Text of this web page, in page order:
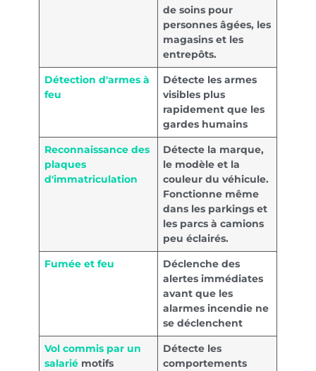
de soins pour
personnes âgées, les
magasins et les
entrepôts.
Détection d'armes à
feu
Détecte les armes
visibles plus
rapidement que les
gardes humains
Reconnaissance des
plaques
d'immatriculation
Détecte la marque,
le modèle et la
couleur du véhicule.
Fonctionne même
dans les parkings et
les parcs à camions
peu éclairés.
Fumée et feu
Déclenche des
alertes immédiates
avant que les
alarmes incendie ne
se déclenchent
Vol commis par un
salarié motifs
Détecte les
comportements